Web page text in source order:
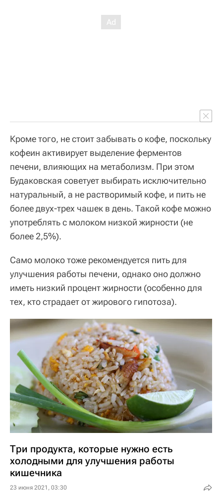
Кроме того, не стоит забывать о кофе, поскольку
кофеин активирует выделение ферментов
печени, влияющих на метаболизм. При этом
Будаковская советует выбирать исключительно
натуральный, а не растворимый кофе, и пить не
более двух-трех чашек в день. Такой кофе можно
употреблять с молоком низкой жирности (не
более 2,5%).
Само молоко тоже рекомендуется пить для
улучшения работы печени, однако оно должно
иметь низкий процент жирности (особенно для
тех, кто страдает от жирового гипотоза).
Три продукта, которые нужно есть
холодными для улучшения работы
кишечника
23 июня 2021, 03:30